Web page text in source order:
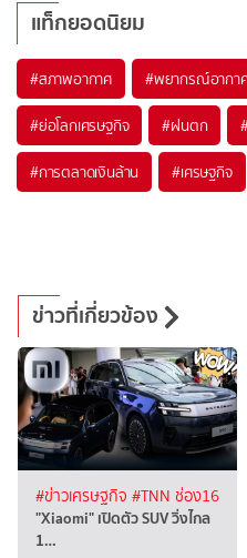
แท็กยอดนิยม
#สภาพอากาศ #พยากรณ์อากา
#ย่อโลกเศรษฐกิจ #ฝนตก
#การตลาดเงินล้าน #เศรษฐกิจ
ข่าวที่เกี่ยวข้อง
#ข่าวเศรษฐกิจ #TNN ช่อง16
"Xiaomi" เปิดตัว SUV วิ่งไกล
1…